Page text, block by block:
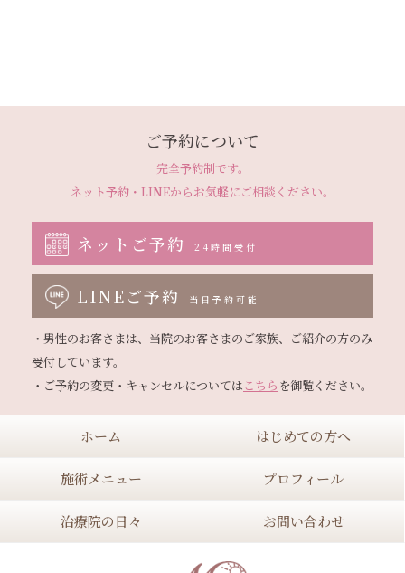
ご予約について
完全予約制です。
ネット予約・LINEからお気軽にご相談ください。
ネットご予約 24時間受付
LINEご予約 当日予約可能
・男性のお客さまは、当院のお客さまのご家族、ご紹介の方のみ
受付しています。
・ご予約の変更・キャンセルについてはこちら
ホーム はじめての方へ
施術メニュー プロフィール
治療院の日々 お問い合わせ